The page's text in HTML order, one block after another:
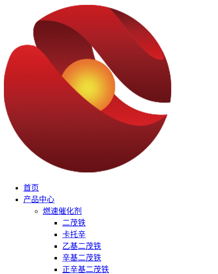
首页
产品中心
燃速催化剂
二茂铁
卡托辛
乙基二茂铁
辛基二茂铁
正辛基二茂铁